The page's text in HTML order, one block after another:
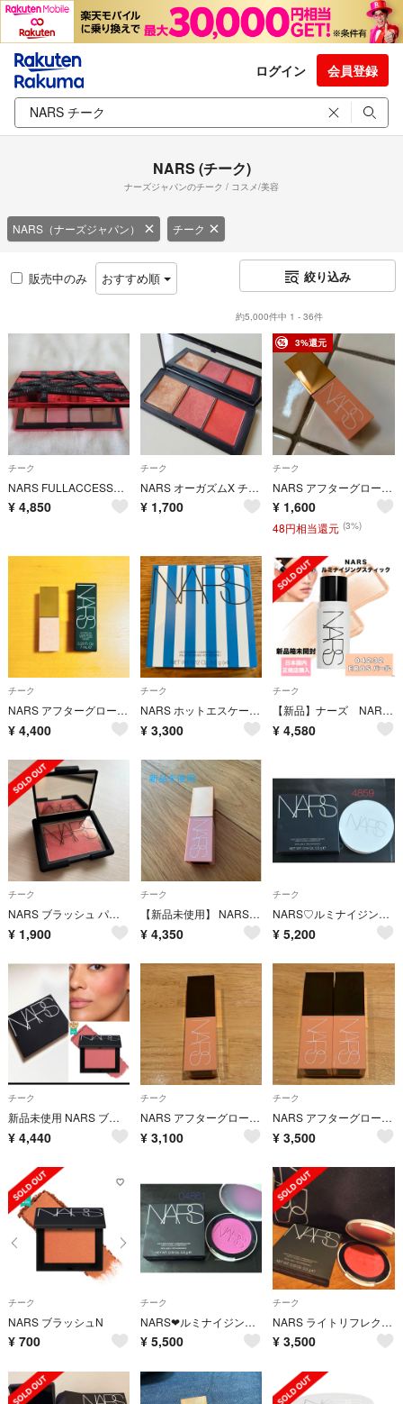
ログイン 会員登録
NARS (チーク)
ナーズジャパンのチーク / コスメ/美容
NARS（ナーズジャパン） チーク
販売中のみ おすすめ順 絞り込み
約5,000件中 1 - 36件
チーク
NARS FULLACCESSチークパレット
¥ 4,850
チーク
NARS オーガズムX チークパレット
¥ 1,700
3%還元
チーク
NARS アフターグローリキッドブラッシュ 7ml
¥ 1,600
48円相当還元 (3%)
チーク
NARS アフターグロー リキッドブラッシュ チーク ORGASM 02799
¥ 4,400
チーク
NARS ホットエスケープ チークパレットⅠ（チークカラー・ハイライト）
¥ 3,300
チーク
【新品】ナーズ NARS ライトリフレクティング ルミナイジングスティック ／04232 EROS
¥ 4,580
チーク
NARS ブラッシュ パウダーチーク 4013 4.8g
¥ 1,900
チーク
【新品未使用】 NARS ナーズ アフターグロー リキッド ブラッシュ 02801 DOLCE VITA
¥ 4,350
チーク
NARS♡ルミナイジングブラッシュ 4859♡LUCKY LOVE♡
¥ 5,200
チーク
新品未使用 NARS ブラッシュ N 901 AMOUR 4.8g
¥ 4,440
チーク
NARS アフターグロー リキッドブラッシュ 02800
¥ 3,100
チーク
NARS アフターグロー リキッドブラッシュ 02802 WANDERLUST
¥ 3,500
チーク
NARS ブラッシュN
¥ 700
チーク
NARS❤︎ルミナイジングブラッシュ❤︎04861❤︎
¥ 5,500
チーク
NARS ライトリフレクティング ルミナイジングブラッシュ 04856 チーク INFERNO
¥ 3,500